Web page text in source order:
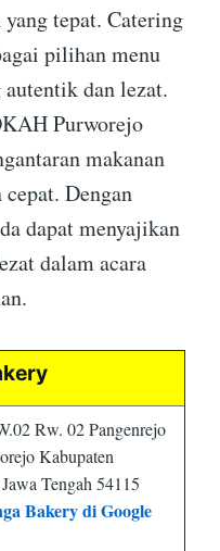
tepat. Catering
pilihan menu
dan lezat.
Purworejo
makanan
Dengan
dapat menyajikan
dalam acara
Rw. 02 Pangenrejo
Kabupaten
Tengah 54115
Bakery di Google